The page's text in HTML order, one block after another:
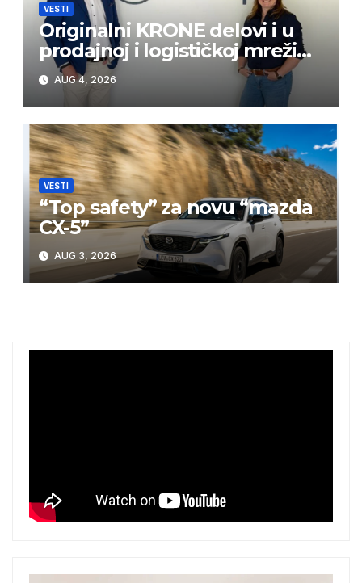
VESTI
Originalni KRONE delovi i u
prodajnoj i logističkoj mreži
BPW Aftermarket grupe
AUG 4, 2026
VESTI
“Top safety” za novu “mazda
CX-5”
AUG 3, 2026